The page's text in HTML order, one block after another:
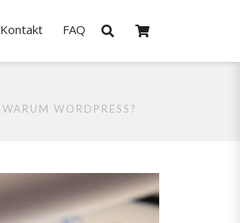
Kontakt FAQ
WARUM WORDPRESS?